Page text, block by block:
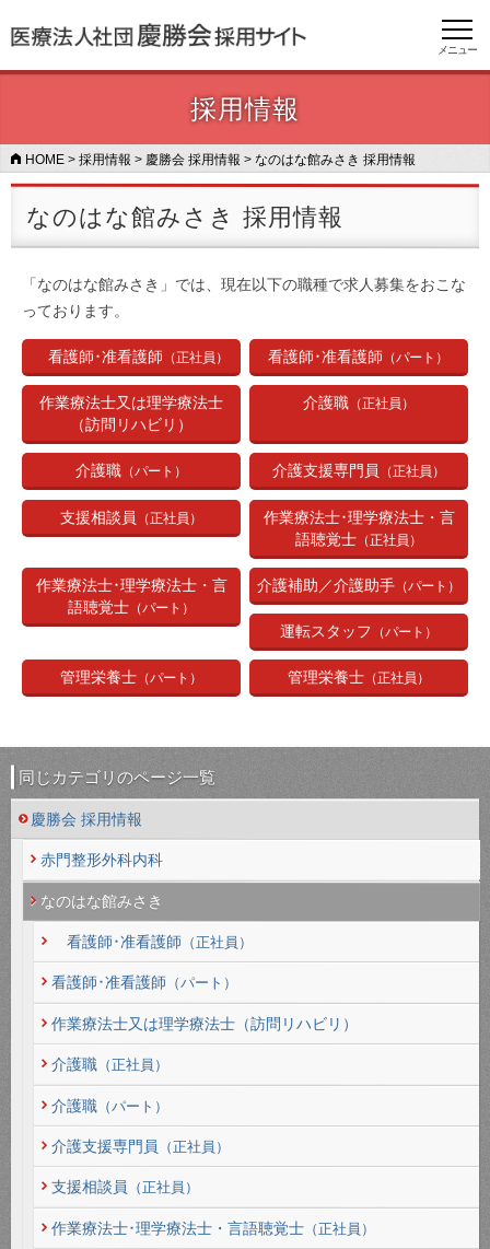
メニュー
採用情報
HOME > 採用情報 > 慶勝会 採用情報 > なのはな館みさき 採用情報
なのはな館みさき 採用情報
「なのはな館みさき」では、現在以下の職種で求人募集をおこな
っております。
看護師･准看護師 （正社員） 看護師･准看護師 （パート）
作業療法士又は理学療法士
（訪問リハビリ）
介護職 （正社員）
介護職（パート） 介護支援専門員 （正社員）
支援相談員 （正社員） 作業療法士･理学療法士・言
語聴覚士（正社員）
作業療法士･理学療法士・言
語聴覚士（パート）
介護補助／介護助手（パート）
運転スタッフ （パート）
管理栄養士（パート） 管理栄養士（正社員）
同じカテゴリのページ一覧
慶勝会 採用情報
赤門整形外科内科
なのはな館みさき
看護師･准看護師 （正社員）
看護師･准看護師 （パート）
作業療法士又は理学療法士（訪問リハビリ）
介護職（正社員）
介護職（パート）
介護支援専門員 （正社員）
支援相談員 （正社員）
作業療法士･理学療法士・言語聴覚士（正社員）